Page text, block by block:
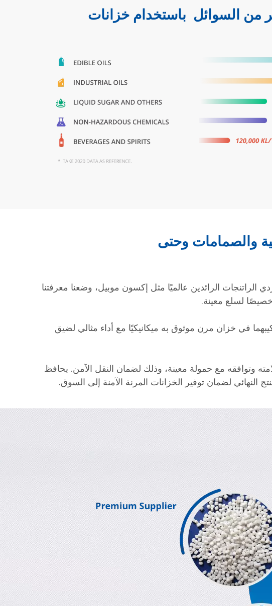
باستخدام خزانات
والصمامات وحتى
الرائدين عالميًا مثل إكسون موبيل، وضعنا معرفتنا
لسلع معينة.
في خزان مرن موثوق به ميكانيكيًا مع أداء مثالي لضيق
وتوافقه مع حمولة معينة، وذلك لضمان النقل الآمن. يحافظ
لضمان توفير الخزانات المرنة الآمنة إلى السوق.